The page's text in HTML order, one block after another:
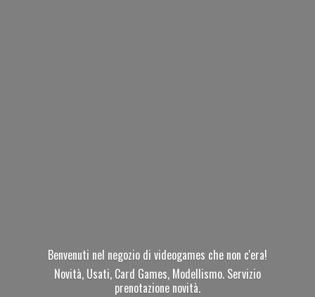
Benvenuti nel negozio di videogames che non c'era!
Novità, Usati, Card Games, Modellismo. Servizio
prenotazione novità.